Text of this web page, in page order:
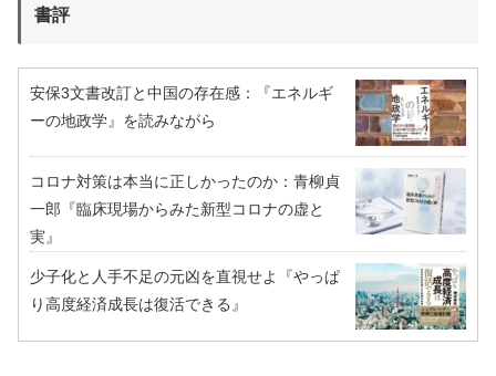
書評
安保3文書改訂と中国の存在感：『エネルギ
ーの地政学』を読みながら
コロナ対策は本当に正しかったのか：青柳貞
一郎『臨床現場からみた新型コロナの虚と
実』
少子化と人手不足の元凶を直視せよ『やっぱ
り高度経済成長は復活できる』